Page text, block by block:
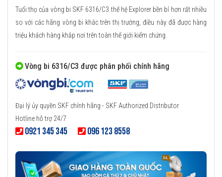
Tuổi thọ của vòng bi SKF 6316/C3 thế hệ Explorer bền bỉ hơn rất nhiều
so với các hãng vòng bi khác trên thị trường, điều này đã được hàng
triệu khách hàng khắp nơi trên toàn thế giới kiểm chứng.
Vòng bi 6316/C3 được phân phối chính hãng
Đại lý ủy quyền SKF chính hãng - SKF Authorized Distributor
Hotline hỗ trợ 24/7
0921 345 345 096 123 8558